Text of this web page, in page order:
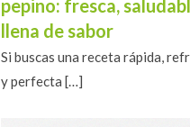
pepino: fresca,
llena de sabor
Si buscas una receta rápida,
y perfecta […]